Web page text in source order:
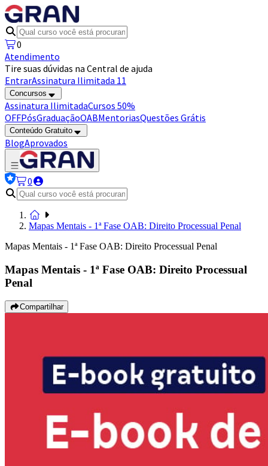
0
Atendimento
Tire suas dúvidas na Central de ajuda
EntrarAssinatura Ilimitada 11
Concursos
Assinatura IlimitadaCursos 50%
OFFPósGraduaçãoOABMentoriasQuestões Grátis
Conteúdo Gratuito
BlogAprovados
0
Mapas Mentais - 1ª Fase OAB: Direito Processual Penal
Mapas Mentais - 1ª Fase OAB: Direito Processual Penal
Mapas Mentais - 1ª Fase OAB: Direito Processual
Penal
Compartilhar